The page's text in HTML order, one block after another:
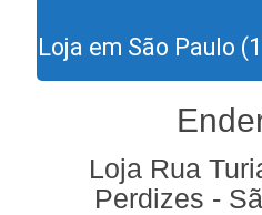
Loja em São Paulo
Loja Rua
Perdizes -